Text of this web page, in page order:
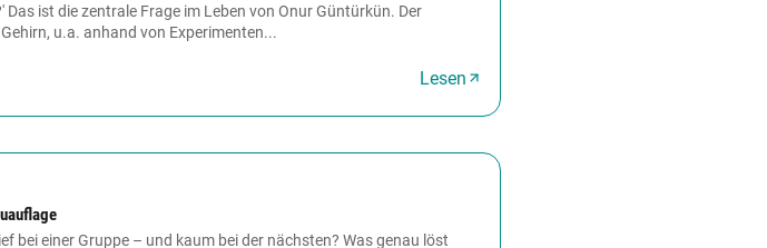
Das ist die zentrale Frage im Leben von Onur Güntürkün. Der
u.a. anhand von Experimenten...
Lesen
bei einer Gruppe – und kaum bei der nächsten? Was genau löst